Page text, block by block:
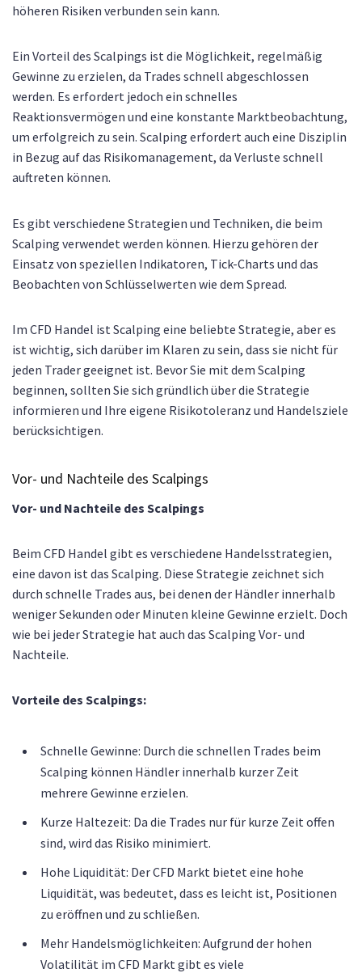
höheren Risiken verbunden sein kann.
Ein Vorteil des Scalpings ist die Möglichkeit, regelmäßig
Gewinne zu erzielen, da Trades schnell abgeschlossen
werden. Es erfordert jedoch ein schnelles
Reaktionsvermögen und eine konstante Marktbeobachtung,
um erfolgreich zu sein. Scalping erfordert auch eine Disziplin
in Bezug auf das Risikomanagement, da Verluste schnell
auftreten können.
Es gibt verschiedene Strategien und Techniken, die beim
Scalping verwendet werden können. Hierzu gehören der
Einsatz von speziellen Indikatoren, Tick-Charts und das
Beobachten von Schlüsselwerten wie dem Spread.
Im CFD Handel ist Scalping eine beliebte Strategie, aber es
ist wichtig, sich darüber im Klaren zu sein, dass sie nicht für
jeden Trader geeignet ist. Bevor Sie mit dem Scalping
beginnen, sollten Sie sich gründlich über die Strategie
informieren und Ihre eigene Risikotoleranz und Handelsziele
berücksichtigen.
Vor- und Nachteile des Scalpings
Vor- und Nachteile des Scalpings
Beim CFD Handel gibt es verschiedene Handelsstrategien,
eine davon ist das Scalping. Diese Strategie zeichnet sich
durch schnelle Trades aus, bei denen der Händler innerhalb
weniger Sekunden oder Minuten kleine Gewinne erzielt. Doch
wie bei jeder Strategie hat auch das Scalping Vor- und
Nachteile.
Vorteile des Scalpings:
Schnelle Gewinne: Durch die schnellen Trades beim
Scalping können Händler innerhalb kurzer Zeit
mehrere Gewinne erzielen.
Kurze Haltezeit: Da die Trades nur für kurze Zeit offen
sind, wird das Risiko minimiert.
Hohe Liquidität: Der CFD Markt bietet eine hohe
Liquidität, was bedeutet, dass es leicht ist, Positionen
zu eröffnen und zu schließen.
Mehr Handelsmöglichkeiten: Aufgrund der hohen
Volatilität im CFD Markt gibt es viele